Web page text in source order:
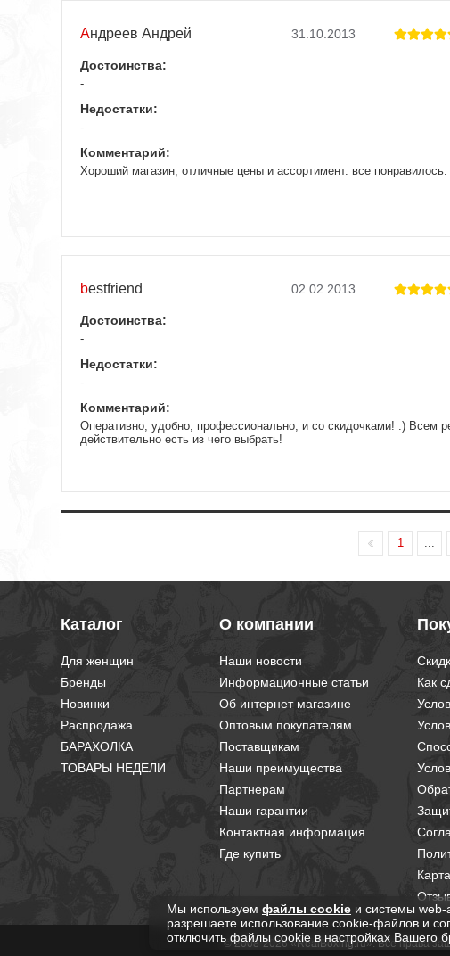
Андреев Андрей 31.10.2013
Достоинства:
-
Недостатки:
-
Комментарий:
Хороший магазин, отличные цены и ассортимент. все понравилось.
bestfriend 02.02.2013
Достоинства:
-
Недостатки:
-
Комментарий:
Оперативно, удобно, профессионально, и со скидочками! :) Всем
действительно есть из чего выбрать!
1
Каталог
Для женщин
Бренды
Новинки
Распродажа
БАРАХОЛКА
ТОВАРЫ НЕДЕЛИ
О компании
Наши новости
Информационные статьи
Об интернет магазине
Оптовым покупателям
Поставщикам
Наши преимущества
Партнерам
Наши гарантии
Контактная информация
Где купить
Как
© 2008-2026 «RealBoxing.ru». Все права
Мы используем файлы cookie и системы web-
разрешаете использование cookie-файлов и
отключить файлы cookie в настройках Вашего